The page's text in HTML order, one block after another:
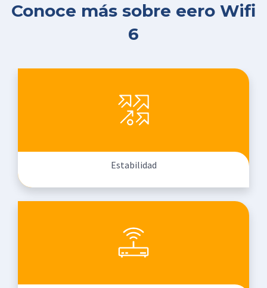
Conoce más sobre eero Wifi
6
Estabilidad